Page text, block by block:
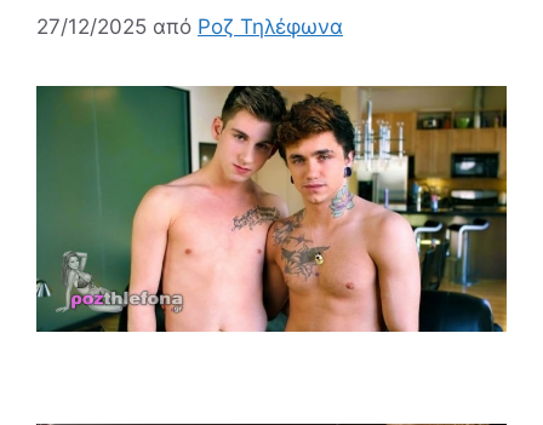
27/12/2025 από Ροζ Τηλέφωνα